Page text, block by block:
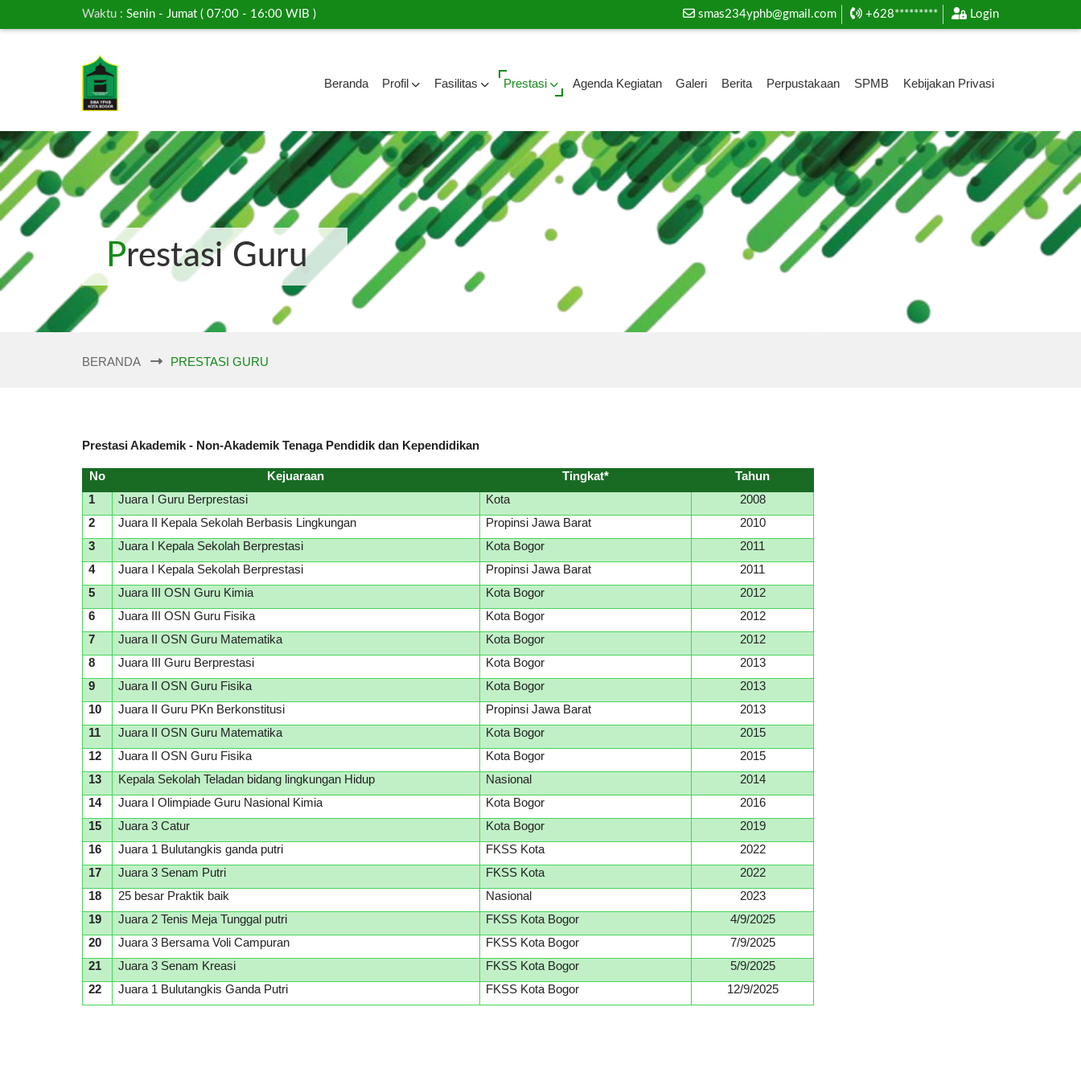
Waktu : Senin - Jumat ( 07:00 - 16:00 WIB ) smas234yphb@gmail.com +628********* Login
Beranda Profil Fasilitas Prestasi Agenda Kegiatan Galeri Berita Perpustakaan SPMB Kebijakan Privasi
Prestasi Guru
BERANDA PRESTASI GURU
Prestasi Akademik - Non-Akademik Tenaga Pendidik dan Kependidikan
No Kejuaraan Tingkat*
Tahun
1
Juara I Guru Berprestasi Kota
2008
2
Juara II Kepala Sekolah Berbasis Lingkungan Propinsi Jawa Barat
2010
3
Juara I Kepala Sekolah Berprestasi Kota Bogor
2011
4
Juara I Kepala Sekolah Berprestasi Propinsi Jawa Barat
2011
5
Juara III OSN Guru Kimia Kota Bogor
2012
6
Juara III OSN Guru Fisika Kota Bogor
2012
7
Juara II OSN Guru Matematika Kota Bogor
2012
8
Juara III Guru Berprestasi Kota Bogor
2013
9
Juara II OSN Guru Fisika Kota Bogor
2013
10
Juara II Guru PKn Berkonstitusi Propinsi Jawa Barat
2013
11
Juara II OSN Guru Matematika Kota Bogor
2015
12
Juara II OSN Guru Fisika Kota Bogor
2015
13
Kepala Sekolah Teladan bidang lingkungan Hidup Nasional
2014
14
Juara I Olimpiade Guru Nasional Kimia Kota Bogor
2016
15
Juara 3 Catur Kota Bogor
2019
16
Juara 1 Bulutangkis ganda putri FKSS Kota
2022
17
Juara 3 Senam Putri FKSS Kota
2022
18
25 besar Praktik baik Nasional
2023
19
Juara 2 Tenis Meja Tunggal putri FKSS Kota Bogor
4/9/2025
20
Juara 3 Bersama Voli Campuran FKSS Kota Bogor
7/9/2025
21
Juara 3 Senam Kreasi FKSS Kota Bogor
5/9/2025
22
Juara 1 Bulutangkis Ganda Putri FKSS Kota Bogor 12/9/2025